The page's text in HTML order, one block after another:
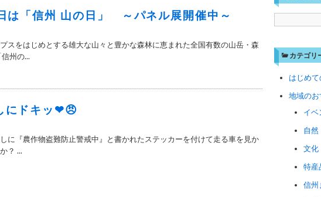
は「信州 山の日」 ～パネル展開催中～
スをはじめとする雄大な山々と豊かな森林に恵まれた全国有数の山岳・森
州の...
にドキッ❤😠
に『農作物盗難防止警戒中』と書かれたステッカーを付けて走る車を見か
？ ...
カテゴリ
はじめ
地域の
イベ
自然
文化
特産
信州